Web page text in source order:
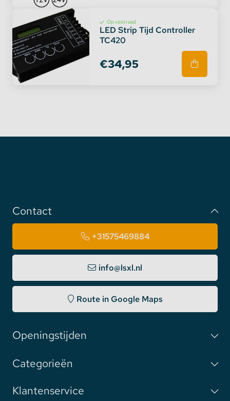
Op voorraad
LED Strip Tijd Controller
TC420
€34,95
Contact
+31575469884
info@lsxl.nl
Route in Google Maps
Openingstijden
Categorieën
Klantenservice